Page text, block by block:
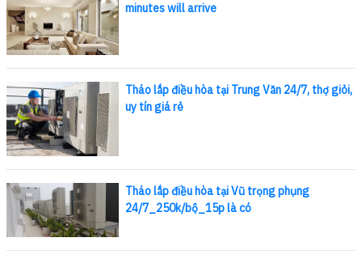
minutes will arrive
Tháo lắp điều hòa tại Trung Văn 24/7, thợ giỏi,
uy tín giá rẻ
Tháo lắp điều hòa tại Vũ trọng phụng
24/7_250k/bộ_15p là có